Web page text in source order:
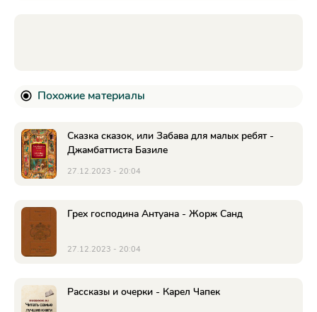
Похожие материалы
Сказка сказок, или Забава для малых ребят -
Джамбаттиста Базиле
27.12.2023 - 20:04
Грех господина Антуана - Жорж Санд
27.12.2023 - 20:04
Рассказы и очерки - Карел Чапек